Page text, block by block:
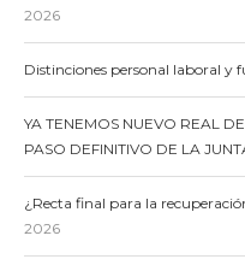
2026
Distinciones personal laboral y
YA TENEMOS NUEVO REAL
PASO DEFINITIVO DE LA
¿Recta final para la
2026